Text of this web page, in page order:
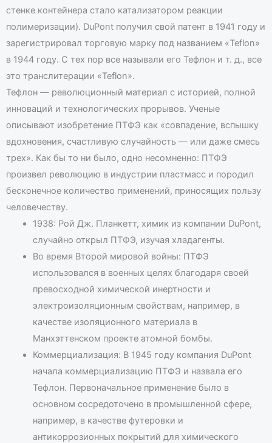
стенке контейнера стало катализатором реакции
полимеризации). DuPont получил свой патент в 1941 году и
зарегистрировал торговую марку под названием «Teflon»
в 1944 году. С тех пор все называли его Тефлон и т. д., все
это транслитерации «Teflon».
Тефлон — революционный материал с историей, полной
инноваций и технологических прорывов. Ученые
описывают изобретение ПТФЭ как «совпадение, вспышку
вдохновения, счастливую случайность — или даже смесь
трех». Как бы то ни было, одно несомненно: ПТФЭ
произвел революцию в индустрии пластмасс и породил
бесконечное количество применений, приносящих пользу
человечеству.
1938: Рой Дж. Планкетт, химик из компании DuPont,
случайно открыл ПТФЭ, изучая хладагенты.
Во время Второй мировой войны: ПТФЭ
использовался в военных целях благодаря своей
превосходной химической инертности и
электроизоляционным свойствам, например, в
качестве изоляционного материала в
Манхэттенском проекте атомной бомбы.
Коммерциализация: В 1945 году компания DuPont
начала коммерциализацию ПТФЭ и назвала его
Тефлон. Первоначальное применение было в
основном сосредоточено в промышленной сфере,
например, в качестве футеровки и
антикоррозионных покрытий для химического